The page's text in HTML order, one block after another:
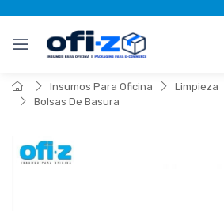
Insumos Para Oficina Limpieza
Bolsas De Basura